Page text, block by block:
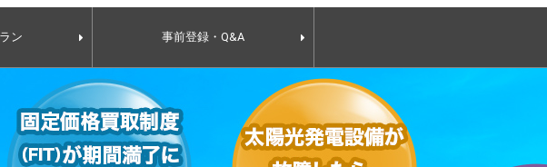
ン 事前登録・Q&A